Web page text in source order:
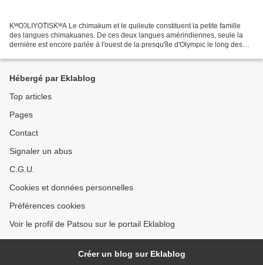
KᵂOʔLIYOT͗ISK͗ᵂA Le chimakum et le quileute constituent la petite famille
des langues chimakuanes. De ces deux langues amérindiennes, seule la
dernière est encore parlée à l'ouest de la presqu'île d'Olympic le long des
Hébergé par Eklablog
Top articles
Pages
Contact
Signaler un abus
C.G.U.
Cookies et données personnelles
Préférences cookies
Voir le profil de Patsou sur le portail Eklablog
Créer un blog sur Eklablog